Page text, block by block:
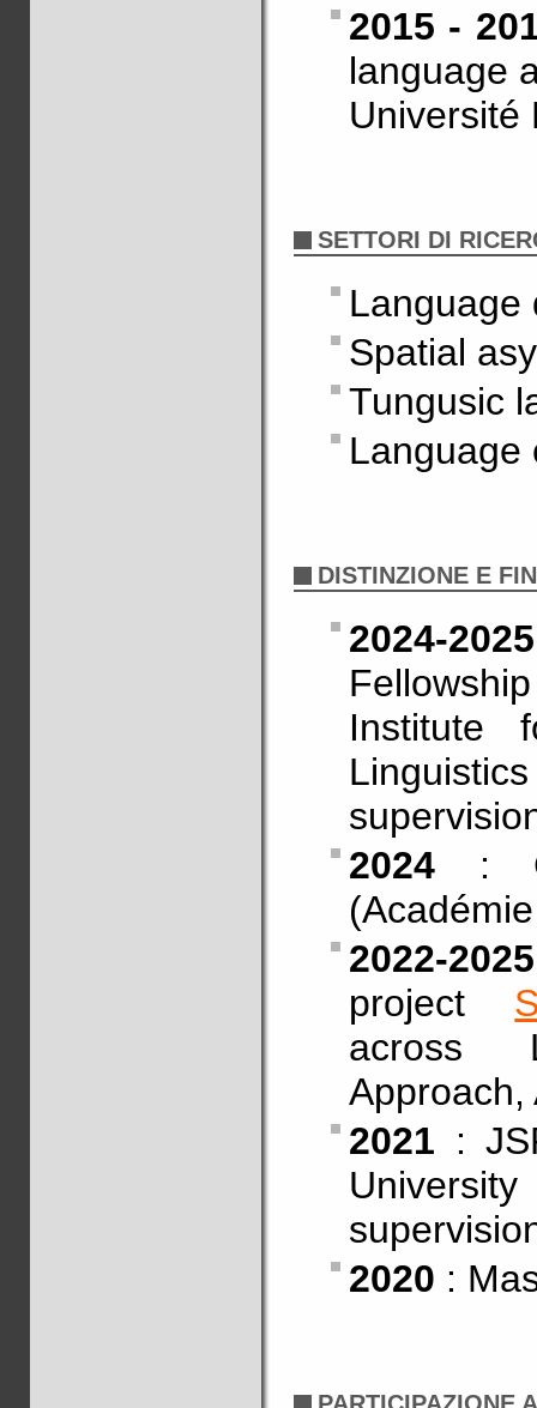
2015 -
language
Université
SETTORI DI
Language
Spatial
Tungusic
Language
DISTINZIONE E
2024-2025
Institute
2024 :
2022-2025
project
across
Approach,
2021 :
2020 :